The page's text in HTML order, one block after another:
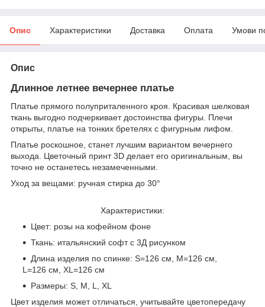
Опис Характеристики Доставка Оплата Умови
Опис
Длинное летнее вечернее платье
Платье прямого полуприталенного кроя. Красивая шелковая
ткань выгодно подчеркивает достоинства фигуры. Плечи
открыты, платье на тонких бретелях с фигурным лифом.
Платье роскошное, станет лучшим вариантом вечернего
выхода. Цветочный принт 3D делает его оригинальным, вы
точно не останетесь незамеченными.
Уход за вещами: ручная стирка до 30°
Характеристики:
Цвет: розы на кофейном фоне
Ткань: итальянский софт с 3Д рисунком
Длина изделия по спинке: S=126 см, M=126 см,
L=126 см, XL=126 см
Размеры: S, M, L, XL
Цвет изделия может отличаться, учитывайте цветопередачу